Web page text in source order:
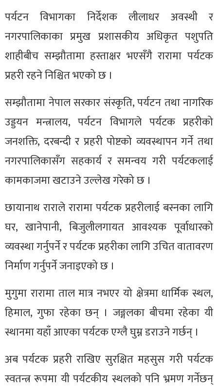
पर्यटन विभागका निर्देशक लीलाधर अवस्थी र
नगरपालिकाका प्रमुख प्रशासकीय अधिकृत पशुपति
शाहीबीच सम्झौतामा हस्ताक्षर भएसँगै रारामा पर्यटक
प्रहरी रहने निश्चित भएको छ ।
सम्झौतामा नेपाल सरकार संस्कृति, पर्यटन तथा नागरिक
उड्डयन मन्त्रालय, पर्यटन विभागले पर्यटक प्रहरीको
जनशक्ति, दरबन्दी र प्रहरी पोष्टको व्यवस्थापन गर्ने तथा
नगरपालिकासँग सहकार्य र समन्वय गरी पर्यटकलाई
कामकाजमा खटाउने उल्लेख गरेको छ ।
छायानाथ राराले रारामा पर्यटक प्रहरीलाई बस्नका लागि
घर, खानेपानी, बिजुलीलगायत आवश्यक पूर्वाधारको
व्यवस्था गर्नुपर्ने र पर्यटक प्रहरीका लागि उचित वातावरण
निर्माण गर्नुपर्ने जनाइएको छ ।
मुगुमा रारामा ताल मात्र नभएर यो क्षेत्रमा धार्मिक स्थल,
हिमाल, गुफा रहेका छन् । जङ्गलका बीचमा रहेका यी
स्थानमा यहाँ आएका पर्यटक एग्लै घुम्न डराउने गर्छन् ।
अब पर्यटक प्रहरी राखिए सुरक्षित महसुस गरी पर्यटक
स्वतन्त्र रूपमा यी पर्यटकीय स्थलको पनि भ्रमण गर्नेछन्